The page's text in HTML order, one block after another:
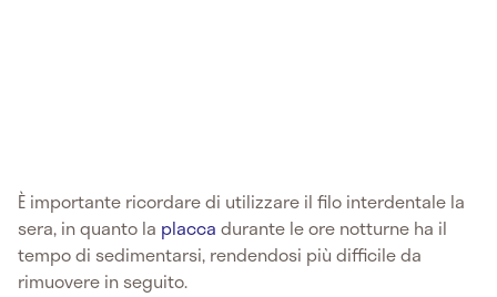
È importante ricordare di utilizzare il filo interdentale la
sera, in quanto la placca durante le ore notturne ha il
tempo di sedimentarsi, rendendosi più difficile da
rimuovere in seguito.